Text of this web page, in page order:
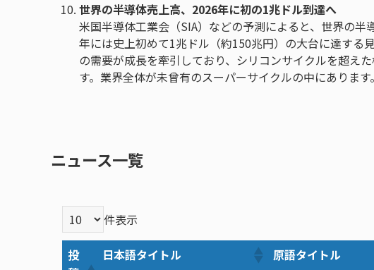
世界の半導体売上高、2026年に初の1兆ドル到達へ
米国半導体工業会（SIA）などの予測によると、世界の
年には史上初めて1兆ドル（約150兆円）の大台に達する
の需要が成長を牽引しており、シリコンサイクルを超え
す。業界全体が未曾有のスーパーサイクルの中にあります。
ニュース一覧
件表示
投
日本語タイトル 原語タイトル